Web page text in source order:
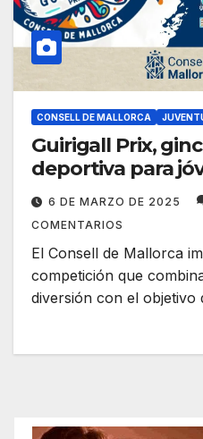
CONSELL DE MALLORCA
Guirigall Prix,
deportiva para
6 DE MARZO DE 2025
COMENTARIOS
El Consell de Mallorca
competición que
diversión con el objetivo